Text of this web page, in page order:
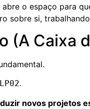
o espaço para
sobre si,
(A Caixa
.
novos projetos